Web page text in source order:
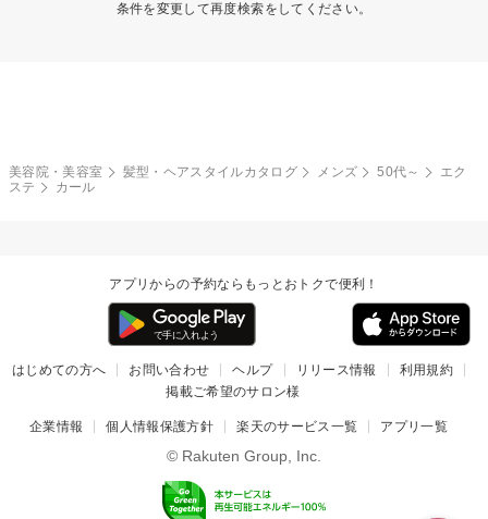
条件を変更して再度検索をしてください。
美容院・美容室 髪型・ヘアスタイルカタログ メンズ 50代～
エク
ステ
カール
アプリからの予約ならもっとおトクで便利！
はじめての方へ お問い合わせ ヘルプ リリース情報
利用規約
掲載ご希望のサロン様
企業情報 個人情報保護方針 楽天のサービス一覧 アプリ一覧
© Rakuten Group, Inc.